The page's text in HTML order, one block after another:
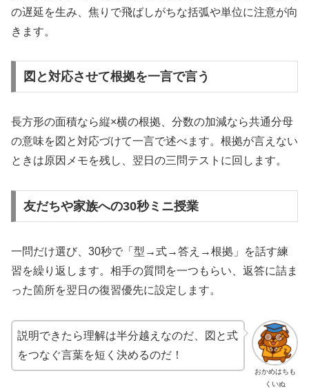
の遅延を生み、焦りで飛ばしがちな括弧や単位に注意が向
きます。
図と対応させて根拠を一言で言う
長方形の面積なら縦×横の根拠、分数の加減なら共通分母
の意味を図と対応づけて一言で述べます。根拠が言えない
ときは原因メモを残し、翌日の三問テストに回します。
友だちや家族への30秒ミニ授業
一問だけ選び、30秒で「型→式→答え→根拠」を話す練
習を繰り返します。相手の質問を一つもらい、返答に詰ま
った箇所を翌日の復習優先に設定します。
おかめはちも
くいぬ
説明できたら理解は半分越えなのだ、図と式
をつなぐ言葉を短く決めるのだ！